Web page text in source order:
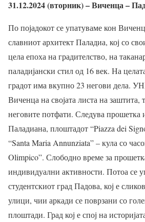
31.12.2024 (вторник) – Виченца –
По појадокот се упатуваме кон
славниот архитект Паладиа, кој со
цела епоха на градителство, на
паладијански стил од 16 век. На
градот има вкупно 23 негови дела.
Виченца на својата листа на заштита,
неговите потфати. Следува прошетка
Паладиана, плоштадот “Piazza dei
“Santa Maria Annunziata” – кула со
Olimpico”. Слободно време за
индивидуални активности. Потоа се
студентскиот град Падова, кој е
улици, чии аркади се поврзани со
плоштади. Град кој е спој на